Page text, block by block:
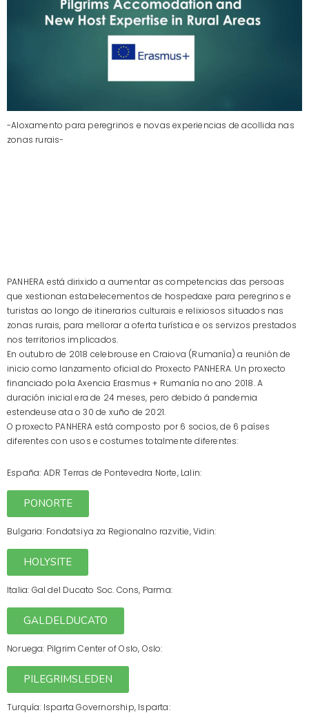
-Aloxamento para peregrinos e novas experiencias de acollida nas
zonas rurais-
PANHERA está dirixido a aumentar as competencias das persoas
que xestionan estabelecementos de hospedaxe para peregrinos e
turistas ao longo de itinerarios culturais e relixiosos situados nas
zonas rurais, para mellorar a oferta turística e os servizos prestados
nos territorios implicados.
En outubro de 2018 celebrouse en Craiova (Rumanía) a reunión de
inicio como lanzamento oficial do Proxecto PANHERA. Un proxecto
financiado pola Axencia Erasmus + Rumanía no ano 2018. A
duración inicial era de 24 meses, pero debido á pandemia
estendeuse ata o 30 de xuño de 2021.
O proxecto PANHERA está composto por 6 socios, de 6 países
diferentes con usos e costumes totalmente diferentes:
España: ADR Terras de Pontevedra Norte, Lalin:
PONORTE
Bulgaria: Fondatsiya za Regionalno razvitie, Vidin:
HOLYSITE
Italia: Gal del Ducato Soc. Cons, Parma:
GALDELDUCATO
Noruega: Pilgrim Center of Oslo, Oslo:
PILEGRIMSLEDEN
Turquía: Isparta Governorship, Isparta: